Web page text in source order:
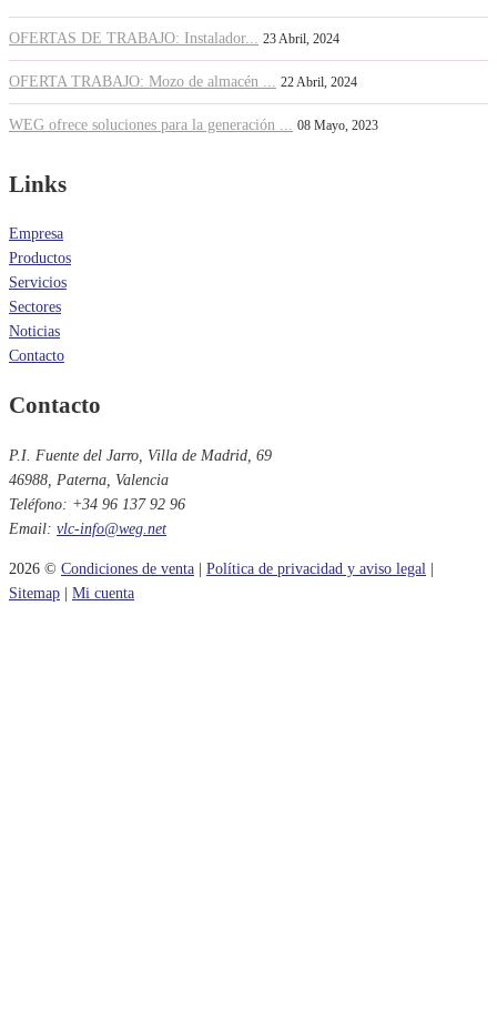
OFERTAS DE TRABAJO: Instalador... 23 Abril, 2024
OFERTA TRABAJO: Mozo de almacén ... 22 Abril, 2024
WEG ofrece soluciones para la generación ... 08 Mayo, 2023
Links
Empresa
Productos
Servicios
Sectores
Noticias
Contacto
Contacto
P.I. Fuente del Jarro, Villa de Madrid, 69
46988, Paterna, Valencia
Teléfono: +34 96 137 92 96
Email: vlc-info@weg.net
2026 © Condiciones de venta Política de privacidad y aviso legal
Sitemap
Mi cuenta